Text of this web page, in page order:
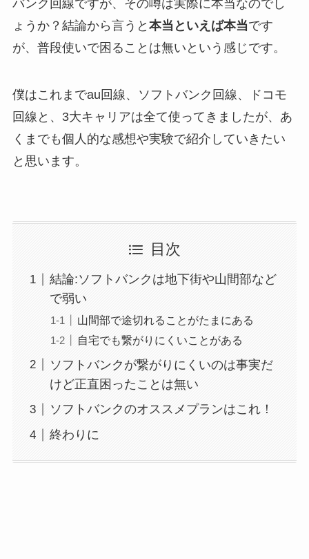
バンク回線ですが、その噂は実際に本当なのでし
ょうか？結論から言うと 本当といえば本当です
が、普段使いで困ることは無いという感じです。
僕はこれまでau回線、ソフトバンク回線、ドコモ
回線と、3大キャリアは全て使ってきましたが、あ
くまでも個人的な感想や実験で紹介していきたい
と思います。
目次
結論:ソフトバンクは地下街や山間部など
で弱い
山間部で途切れることがたまにある
自宅でも繋がりにくいことがある
ソフトバンクが繋がりにくいのは事実だ
けど正直困ったことは無い
ソフトバンクのオススメプランはこれ！
終わりに